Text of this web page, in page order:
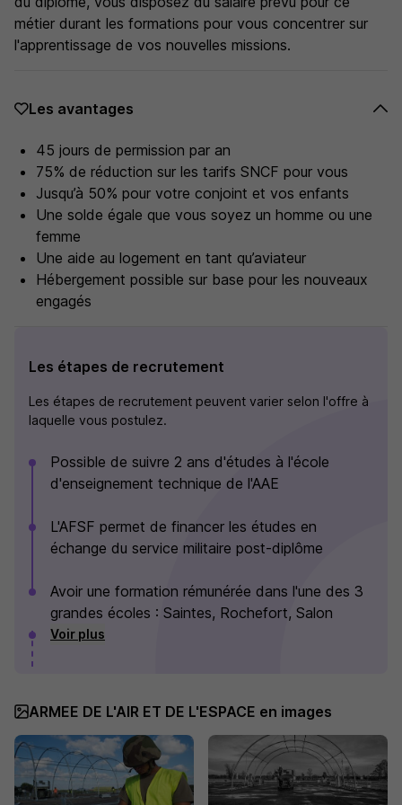
métier durant les formations pour vous concentrer sur
l'apprentissage de vos nouvelles missions.
Les avantages
45 jours de permission par an
75% de réduction sur les tarifs SNCF pour vous
Jusqu’à 50% pour votre conjoint et vos enfants
Une solde égale que vous soyez un homme ou une
femme
Une aide au logement en tant qu’aviateur
Hébergement possible sur base pour les nouveaux
engagés
Les étapes de recrutement
Les étapes de recrutement peuvent varier selon l'offre à
laquelle vous postulez.
Possible de suivre 2 ans d'études à l'école
d'enseignement technique de l'AAE
L'AFSF permet de financer les études en
échange du service militaire post-diplôme
Avoir une formation rémunérée dans l'une des 3
grandes écoles : Saintes, Rochefort, Salon
Voir plus
ARMEE DE L'AIR ET DE L'ESPACE en images